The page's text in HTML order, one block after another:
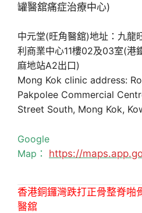
中元堂(旺角醫舘)地址：九龍
利商業中心11樓02及03室(港
麻地站A2出口)
Mong Kok clinic address:
Pakpolee Commercial
Street South, Mong Kok,
Google
Map： https://
香港銅鑼灣跌打正骨整脊啪
醫舘